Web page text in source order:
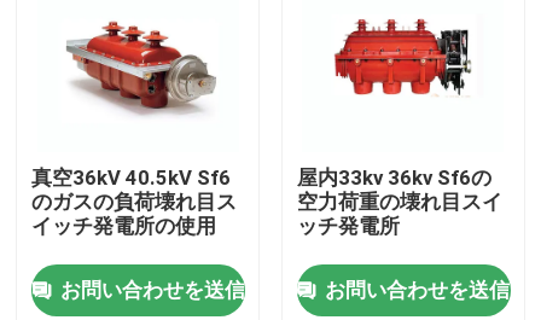
プロダクト
私達について
真空36kV 40.5kV Sf6
のガスの負荷壊れ目ス
イッチ発電所の使用
お問い合わせを送信
屋内33kv 36kv Sf6の
空力荷重の壊れ目スイ
ッチ発電所
お問い合わせを送信